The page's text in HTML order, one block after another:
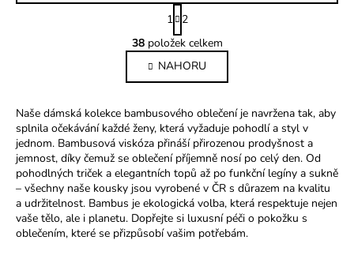
O
v
l
á
d
a
c
í
p
r
v
k
y
S
t
r
á
n
k
v
á
n
í
1
2
38položek celkem
NAHORU
Naše dámská kolekce bambusového oblečení je navržena tak, aby
splnila očekávání každé ženy, která vyžaduje pohodlí a styl v
jednom. Bambusová viskóza přináší přirozenou prodyšnost a
jemnost, díky čemuž se oblečení příjemně nosí po celý den. Od
pohodlných triček a elegantních topů až po funkční legíny a sukně
– všechny naše kousky jsou vyrobené v ČR s důrazem na kvalitu
a udržitelnost. Bambus je ekologická volba, která respektuje nejen
vaše tělo, ale i planetu. Dopřejte si luxusní péči o pokožku s
oblečením, které se přizpůsobí vašim potřebám.